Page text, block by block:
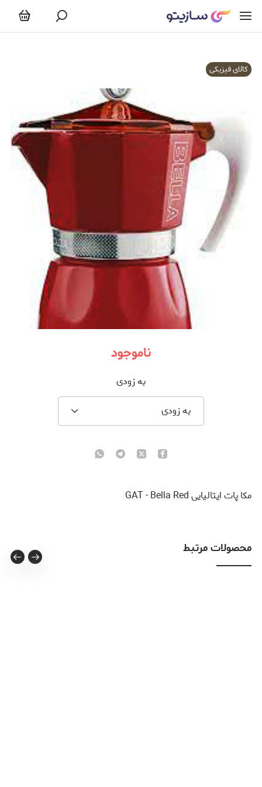
کالای فیزیکی
ناموجود
به زودی
به زودی
مکا پات ایتالیایی GAT - Bella Red
محصولات مرتبط